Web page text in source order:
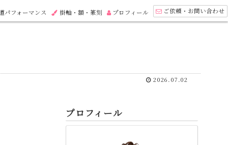
パフォーマンス 掛軸・額・篆刻 プロフィール ご依頼・お問い合わせ
2026.07.02
プロフィール